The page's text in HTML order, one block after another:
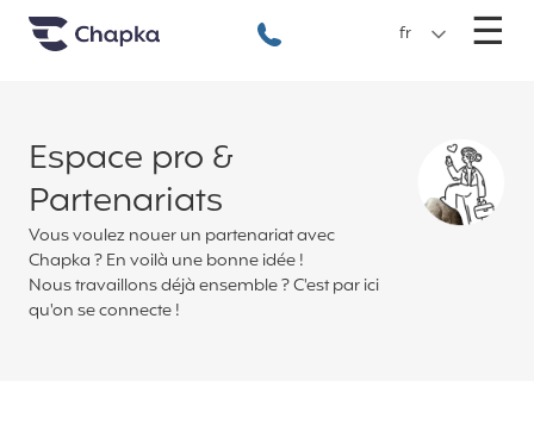
Chapka Assurances Voyages
+33 1 74 85 50 50
fr ☰
Espace pro &
Partenariats
Vous voulez nouer un partenariat avec
Chapka ? En voilà une bonne idée !
Nous travaillons déjà ensemble ? C'est par ici
qu'on se connecte !